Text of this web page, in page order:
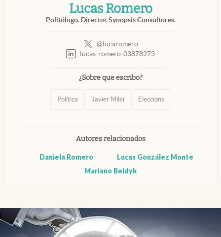
Lucas Romero
Politólogo. Director Synopsis Consultores.
@lucaromero
abre en nueva pestaña
lucas-romero-03878273
abre en nueva pestaña
¿Sobre que escribo?
Política Javier Milei Eleccions
Autores relacionados
Daniela Romero
Lucas González Monte
Mariano Beldyk